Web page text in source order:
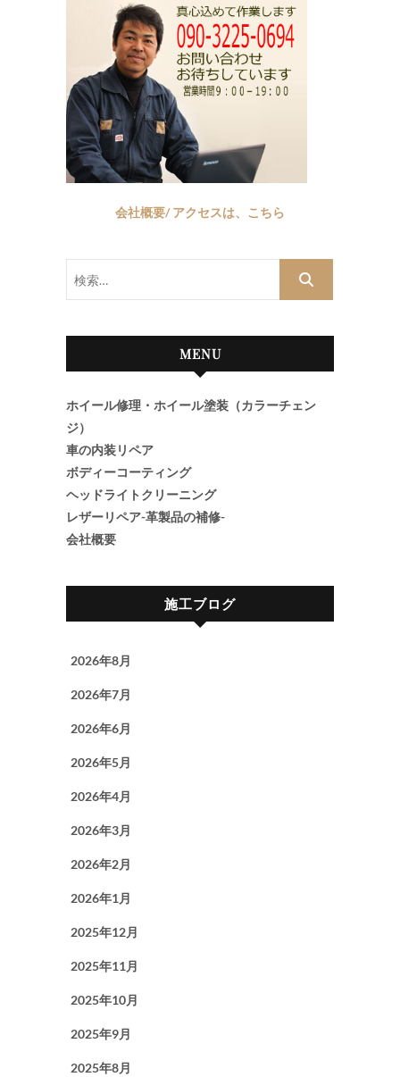
会社概要/ アクセスは、こちら
MENU
ホイール修理・ホイール塗装（カラーチェン
ジ）
車の内装リペア
ボディーコーティング
ヘッドライトクリーニング
レザーリペア-革製品の補修-
会社概要
施工ブログ
2026年8月
2026年7月
2026年6月
2026年5月
2026年4月
2026年3月
2026年2月
2026年1月
2025年12月
2025年11月
2025年10月
2025年9月
2025年8月